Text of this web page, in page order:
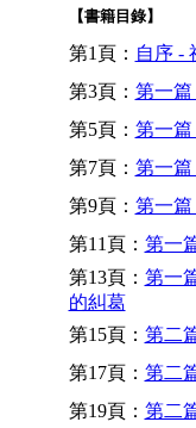
【書籍目錄】
第1頁： 自序 -
第3頁： 第一篇
第5頁： 第一
第7頁： 第一
第9頁： 第一
第11頁： 第一
第13頁： 第一
的糾葛
第15頁： 第二
第17頁： 第二
第19頁： 第二